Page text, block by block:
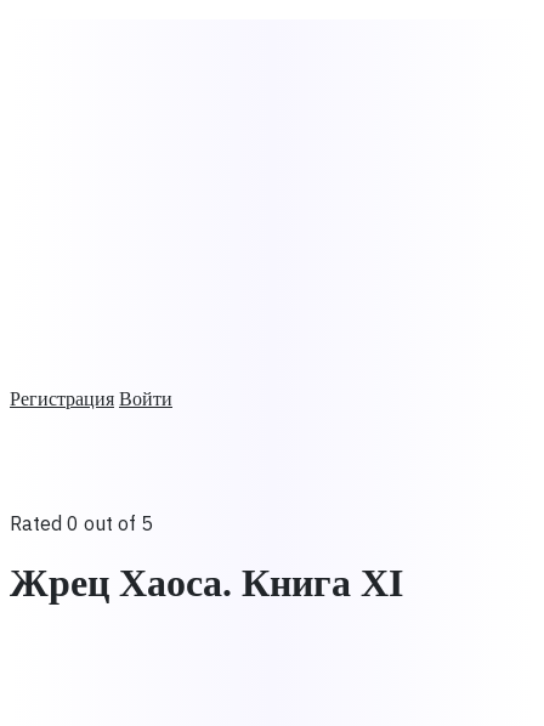
Регистрация Войти
Rated 0 out of 5
Жрец Хаоса. Книга ХI